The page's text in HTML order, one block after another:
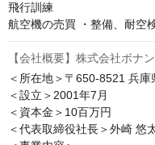
飛行訓練
航空機の売買 ・整備、耐空
【会社概要】株式会社ボナ
＜所在地＞〒650-8521 兵
＜設立＞2001年7月
＜資本金＞10百万円
＜代表取締役社長＞外崎 悠